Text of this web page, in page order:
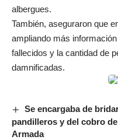
albergues.
También, aseguraron que
ampliando más
fallecidos y la cantidad de
damnificadas.
Se encargaba de
pandilleros y del cobro
Armada